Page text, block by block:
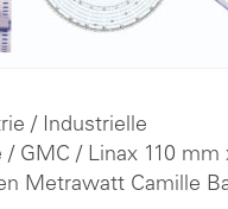
/ Industrielle
/ GMC / Linax 110 mm
Metrawatt Camille